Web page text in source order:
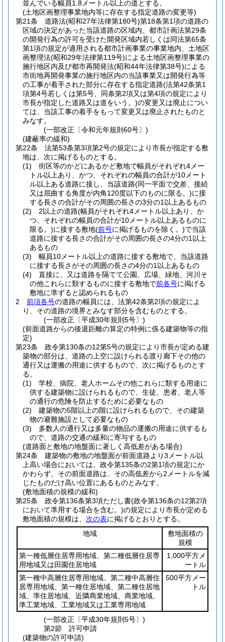
並んでいる幅員1.8メートル以上の道とする。
(土地区画整理事業地内等に存在する指定道路の変更等)
第21条
道路法(昭和27年法律第180号)第18条第1項の道路の
区域の決定があった当該道路の区域内、都市計画法第29条
の開発行為の許可を受けた開発区域内若しくは同法第65条
第1項の規定が適用される都市計画事業の事業地内、土地区
画整理法(昭和29年法律第119号)による土地区画整理事業の
施行地区内及び都市再開発法(昭和44年法律第38号)による
市街地再開発事業の施行地区内の当該事業又は開発行為等
の工事が着手された部分に存在する指定道路(法第42条第1
項第4号若しくは第5号、同条第2項又は第4項の規定により
市長が指定した道路又は道をいう。)の変更又は廃止につい
ては、当該工事の着手をもって変更又は廃止されたものと
みなす。
(一部改正〔令和元年規則60号〕)
(建蔽率の緩和)
第22条
法第53条第3項第2号の規定により市長が指定する敷
地は、次に掲げるものとする。
(1)
街区等のかどにあるかど敷地で幅員がそれぞれ4メー
トル以上あり、かつ、それぞれの幅員の合計が10メート
ル以上ある道路に接し、当該道路(同一平面で交差、接続
又は屈曲する角度が内角120度以下のものに限る。)に接
する長さの合計がその周囲の長さの3分の1以上あるもの
(2)
2以上の道路(幅員がそれぞれ4メートル以上あり、か
つ、それぞれの幅員の合計が10メートル以上あるものに
限る。)に接する敷地(前号に掲げるものを除く。)で当該
道路に接する長さの合計がその周囲の長さの4分の1以上
あるもの
(3)
幅員10メートル以上の道路に接する敷地で、当該道路
に接する長さがその周囲の長さの4分の1以上あるもの
(4)
直接に、又は道路を隔てて公園、広場、緑地、河川そ
の他これらに類するものに接する敷地で前各号に掲げる
敷地に準ずると認められるもの
2
前項各号の道路の幅員には、法第42条第2項の規定によ
り、その道路の境界とみなす部分を含むものとする。
(一部改正〔平成30年規則5号〕)
(前面道路からの後退距離の算定の特例に係る建築物等の指
定)
第23条
政令第130条の12第5号の規定により市長が定める建
築物の部分は、道路の上空に設けられる渡り廊下その他の
通行又は運搬の用途に供するもので、次に掲げるものとす
る。
(1)
学校、病院、老人ホームその他これらに類する用途に
供する建築物に設けられるもので、生徒、患者、老人等
の通行の危険を防止するために必要なもの
(2)
建築物の5階以上の階に設けられるもので、その建築
物の避難施設として必要なもの
(3)
多数人の通行又は多量の物品の運搬の用途に供するも
ので、道路の交通の緩和に寄与するもの
(道路面と敷地の地盤面に著しく高低差がある場合)
第24条
建築物の敷地の地盤面が前面道路より3メートル以
上高い場合においては、政令第135条の2第1項の規定にか
かわらず、その前面道路は、その高低差から2メートルを減
じたものだけ高い位置にあるものとみなす。
(敷地面積の規模の緩和)
第25条
政令第136条第3項ただし書(政令第136条の12第2項
において準用する場合を含む。)の規定により市長が定める
敷地面積の規模は、 次の表に掲げるとおりとする。
地域
敷地面積の
規模
第一種低層住居専用地域、第二種低層住居専
用地域又は田園住居地域
1,000平方メ
ートル
第一種中高層住居専用地域、第二種中高層住
居専用地域、第一種住居地域、第二種住居地
域、準住居地域、近隣商業地域、商業地域、
準工業地域、工業地域又は工業専用地域
500平方メー
トル
(一部改正〔平成30年規則5号〕)
第2節
許可申請
(建築物の許可申請)